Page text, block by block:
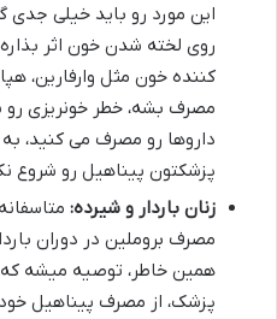
این مورد رو باید خیلی
روی لخته شدن خون اثر
کننده خون مثل وارفارین،
مصرف بشه، خطر خونریزی
داروها رو مصرف می کنید،
پزشکتون پیناهیل رو شروع
زنان باردار و شیرده:
مصرف بروملین در دوران
همین خاطر، توصیه میشه که
پزشک، از مصرف پیناهیل